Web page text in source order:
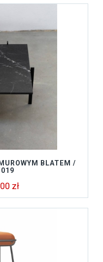
BLATEM /
zł